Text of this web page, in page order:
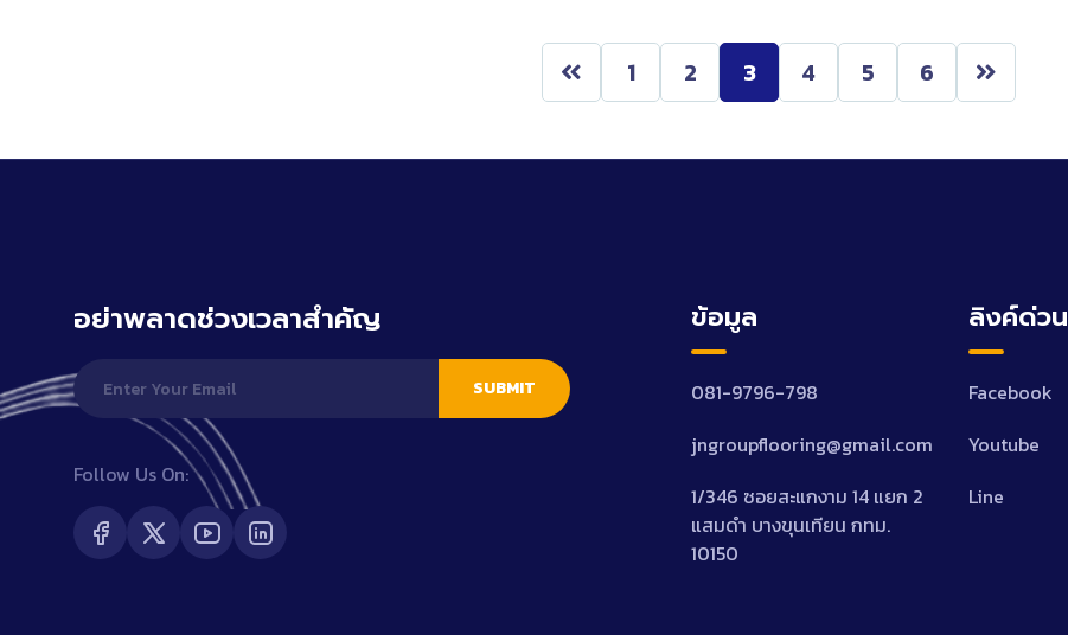
1 2 3 4 5 6
อย่าพลาดช่วงเวลาสำคัญ
SUBMIT
Follow Us On:
ข้อมูล
081-9796-798
jngroupflooring@gmail.com
1/346 ซอยสะแกงาม 14 แยก 2
แสมดำ บางขุนเทียน กทม.
10150
ลิงค์ด่วน
Facebook
Youtube
Line